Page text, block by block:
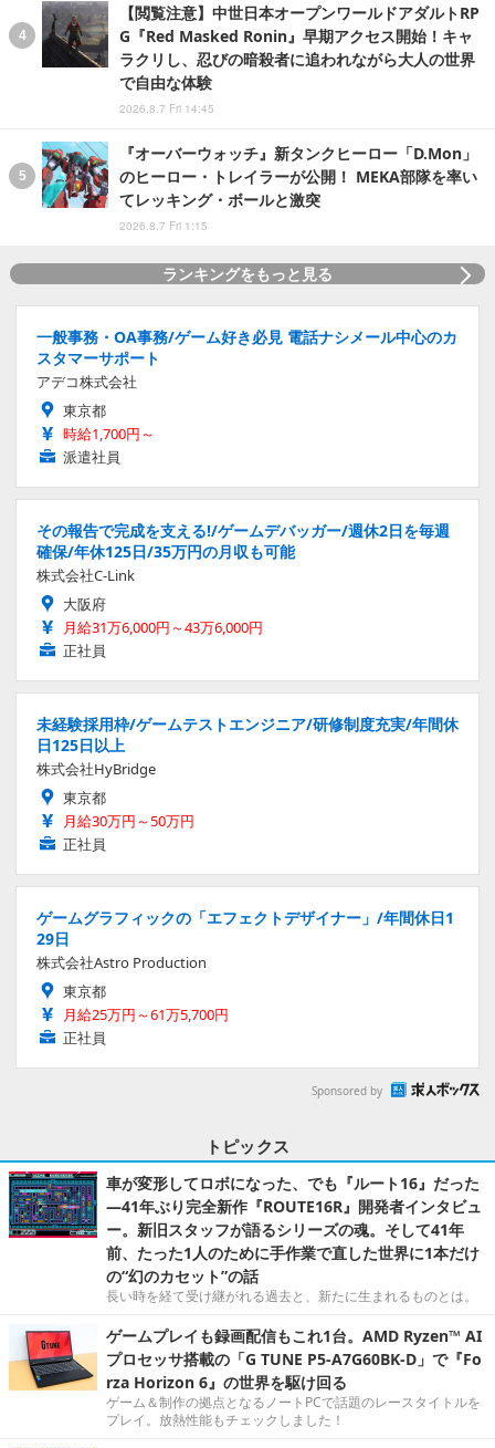
【閲覧注意】中世日本オープンワールドアダルトRP
G『Red Masked Ronin』早期アクセス開始！キャ
ラクリし、忍びの暗殺者に追われながら大人の世界
で自由な体験
2026.8.7 Fri 14:45
『オーバーウォッチ』新タンクヒーロー「D.Mon」
のヒーロー・トレイラーが公開！ MEKA部隊を率い
てレッキング・ボールと激突
2026.8.7 Fri 1:15
ランキングをもっと見る
一般事務・OA事務/ゲーム好き必見 電話ナシメール中心のカ
スタマーサポート
アデコ株式会社
東京都
時給1,700円～
派遣社員
その報告で完成を支える!/ゲームデバッガー/週休2日を毎週
確保/年休125日/35万円の月収も可能
株式会社C-Link
大阪府
月給31万6,000円～43万6,000円
正社員
未経験採用枠/ゲームテストエンジニア/研修制度充実/年間休
日125日以上
株式会社HyBridge
東京都
月給30万円～50万円
正社員
ゲームグラフィックの「エフェクトデザイナー」/年間休日1
29日
株式会社Astro Production
東京都
月給25万円～61万5,700円
正社員
Sponsored by
トピックス
車が変形してロボになった、でも『ルート16』だった
―41年ぶり完全新作『ROUTE16R』開発者インタビュ
ー。新旧スタッフが語るシリーズの魂。そして41年
前、たった1人のために手作業で直した世界に1本だけ
の“幻のカセット”の話
長い時を経て受け継がれる過去と、新たに生まれるものとは。
ゲームプレイも録画配信もこれ1台。AMD Ryzen™ AI
プロセッサ搭載の「G TUNE P5-A7G60BK-D」で『Fo
rza Horizon 6』の世界を駆け回る
ゲーム＆制作の拠点となるノートPCで話題のレースタイトルを
プレイ。放熱性能もチェックしました！